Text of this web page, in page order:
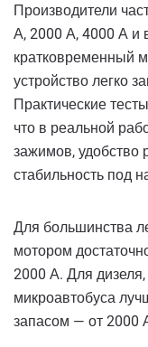
Производители
А, 2000 А, 4000 А и
кратковременный
устройство легко
Практические
что в реальной
зажимов, удобство
стабильность под
Для большинства
мотором
2000 А. Для дизеля,
микроавтобуса
запасом — от 2000